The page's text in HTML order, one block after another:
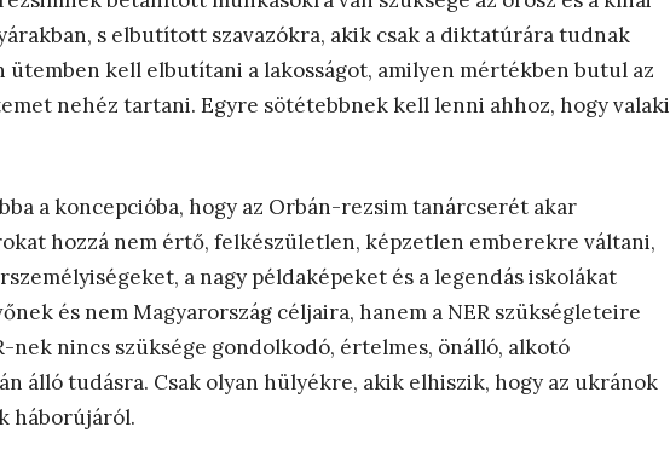
s elbutított szavazókra, akik csak a diktatúrára tudnak
ütemben kell elbutítani a lakosságot, amilyen mértékben butul az
nehéz tartani. Egyre sötétebbnek kell lenni ahhoz, hogy valaki
a koncepcióba, hogy az Orbán-rezsim tanárcserét akar
hozzá nem értő, felkészületlen, képzetlen emberekre váltani,
a nagy példaképeket és a legendás iskolákat
és nem Magyarország céljaira, hanem a NER szükségleteire
nek nincs szüksége gondolkodó, értelmes, önálló, alkotó
álló tudásra. Csak olyan hülyékre, akik elhiszik, hogy az ukránok
háborújáról.